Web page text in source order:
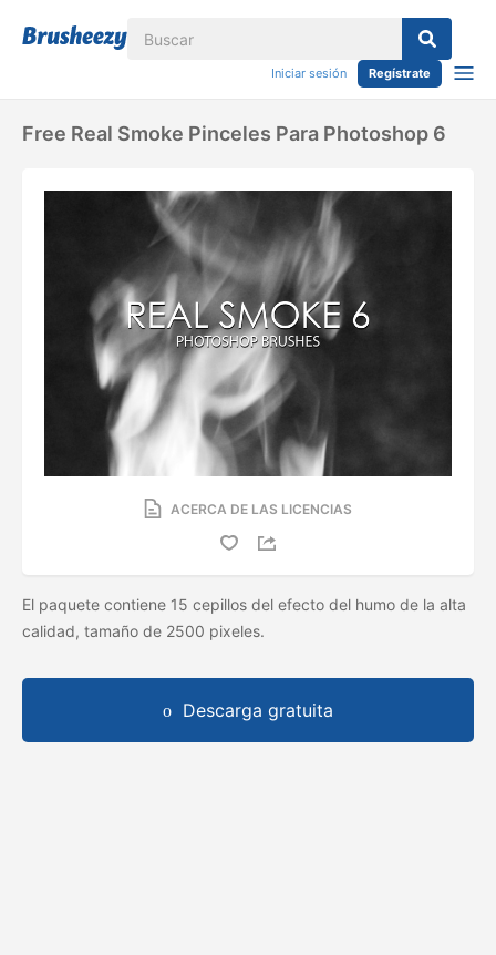
Iniciar sesión Regístrate
Free Real Smoke Pinceles Para Photoshop 6
ACERCA DE LAS LICENCIAS
El paquete contiene 15 cepillos del efecto del humo de la alta
calidad, tamaño de 2500 pixeles.
Descarga gratuita